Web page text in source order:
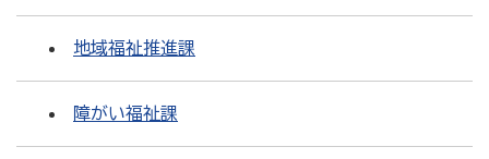
地域福祉推進課
障がい福祉課